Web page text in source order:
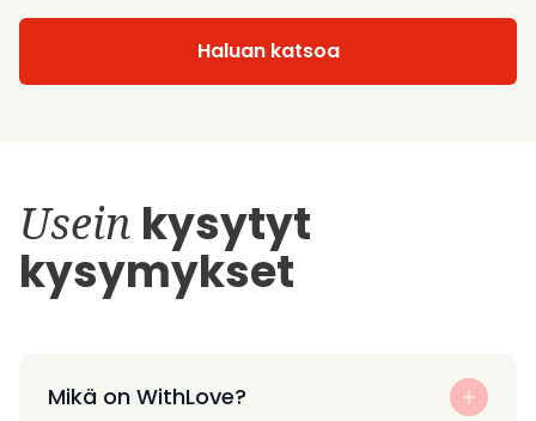
Haluan katsoa
Usein kysytyt
kysymykset
Mikä on WithLove?